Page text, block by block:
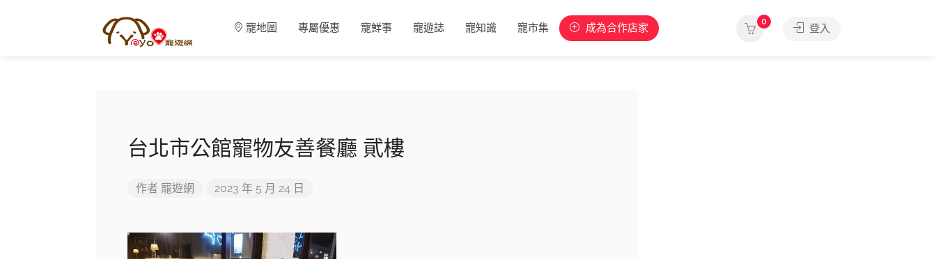
寵地圖 專屬優惠 寵鮮事 寵遊誌 寵知識 寵市集 成為合作店家 0
登入
台北市公館寵物友善餐廳 貮樓
作者 寵遊網 2023 年 5 月 24 日